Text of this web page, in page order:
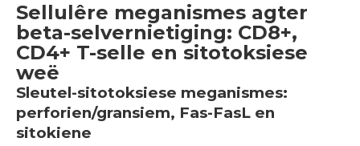
Sellulêre meganismes agter
beta-selvernietiging: CD8+,
CD4+ T-selle en sitotoksiese
weë
Sleutel-sitotoksiese meganismes:
perforien/gransiem, Fas-FasL en
sitokiene